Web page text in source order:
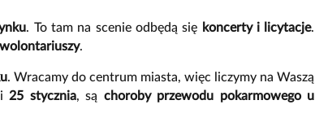
. To tam na scenie odbędą się koncerty i licytacje.
.
. Wracamy do centrum miasta, więc liczymy na Waszą
25 stycznia, są choroby przewodu pokarmowego u